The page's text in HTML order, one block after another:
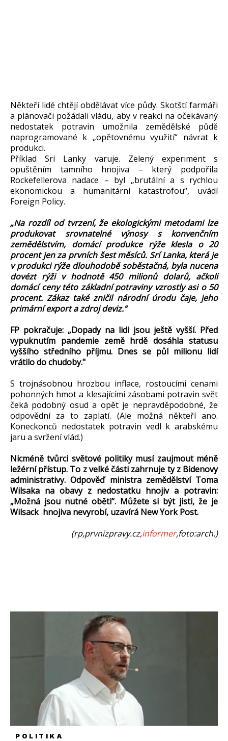
Někteří lidé chtějí obdělávat více půdy. Skotští farmáři
a plánovači požádali vládu, aby v reakci na očekávaný
nedostatek potravin umožnila zemědělské půdě
naprogramované k „opětovnému využití“ návrat k
produkci.
Příklad Srí Lanky varuje. Zelený experiment s
opuštěním tamního hnojiva – který podpořila
Rockefellerova nadace – byl „brutální a s rychlou
ekonomickou a humanitární katastrofou“, uvádí
Foreign Policy.
„Na rozdíl od tvrzení, že ekologickými metodami lze
produkovat srovnatelné výnosy s konvenčním
zemědělstvím, domácí produkce rýže klesla o 20
procent jen za prvních šest měsíců. Srí Lanka, která je
v produkci rýže dlouhodobě soběstačná, byla nucena
dovézt rýži v hodnotě 450 milionů dolarů, ačkoli
domácí ceny této základní potraviny vzrostly asi o 50
procent. Zákaz také zničil národní úrodu čaje, jeho
primární export a zdroj deviz.“
FP pokračuje: „Dopady na lidi jsou ještě vyšší. Před
vypuknutím pandemie země hrdě dosáhla statusu
vyššího středního příjmu. Dnes se půl milionu lidí
vrátilo do chudoby."
S trojnásobnou hrozbou inflace, rostoucími cenami
pohonných hmot a klesajícími zásobami potravin svět
čeká podobný osud a opět je nepravděpodobné, že
odpovědní za to zaplatí. (Ale možná někteří ano.
Koneckonců nedostatek potravin vedl k arabskému
jaru a svržení vlád.)
Nicméně tvůrci světové politiky musí zaujmout méně
ležérní přístup. To z velké části zahrnuje ty z Bidenovy
administrativy. Odpověď ministra zemědělství Toma
Wilsaka na obavy z nedostatku hnojiv a potravin:
„Možná jsou nutné oběti“. Můžete si být jisti, že je
Wilsack hnojiva nevyrobí, uzavírá New York Post.
(rp,prvnizpravy.cz,informer,foto:arch.)
POLITIKA